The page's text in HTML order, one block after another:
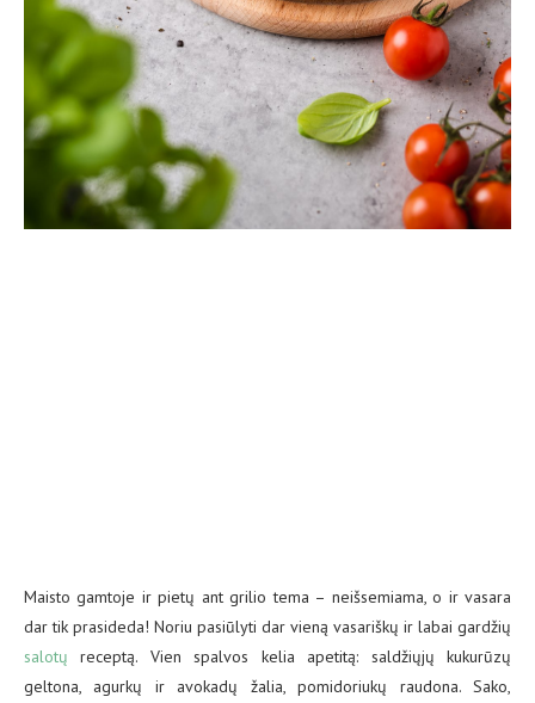
Maisto gamtoje ir pietų ant grilio tema – neišsemiama, o ir vasara
dar tik prasideda! Noriu pasiūlyti dar vieną vasariškų ir labai gardžių
salotų receptą. Vien spalvos kelia apetitą: saldžiųjų kukurūzų
geltona, agurkų ir avokadų žalia, pomidoriukų raudona. Sako,